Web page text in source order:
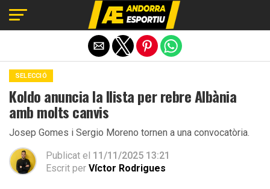
SELECCIÓ
Koldo anuncia la llista per rebre Albània
amb molts canvis
Josep Gomes i Sergio Moreno tornen a una convocatòria.
Publicat el 11/11/2025 13:21
Escrit per Víctor Rodrigues
Exit mobile version